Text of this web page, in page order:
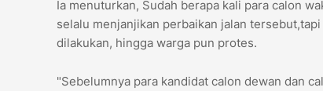
Ia menuturkan, Sudah berapa kali para calon
selalu menjanjikan perbaikan jalan
dilakukan, hingga warga pun protes.
"Sebelumnya para kandidat calon dewan dan